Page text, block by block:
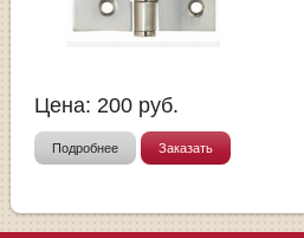
Цена: 200 руб.
Подробнее Заказать